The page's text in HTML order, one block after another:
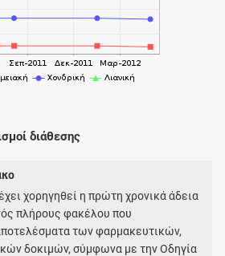
διάθεσης
χορηγηθεί η πρώτη χρονικά άδεια
πλήρους φακέλου που
των φαρμακευτικών,
δοκιμών, σύμφωνα με την Οδηγία